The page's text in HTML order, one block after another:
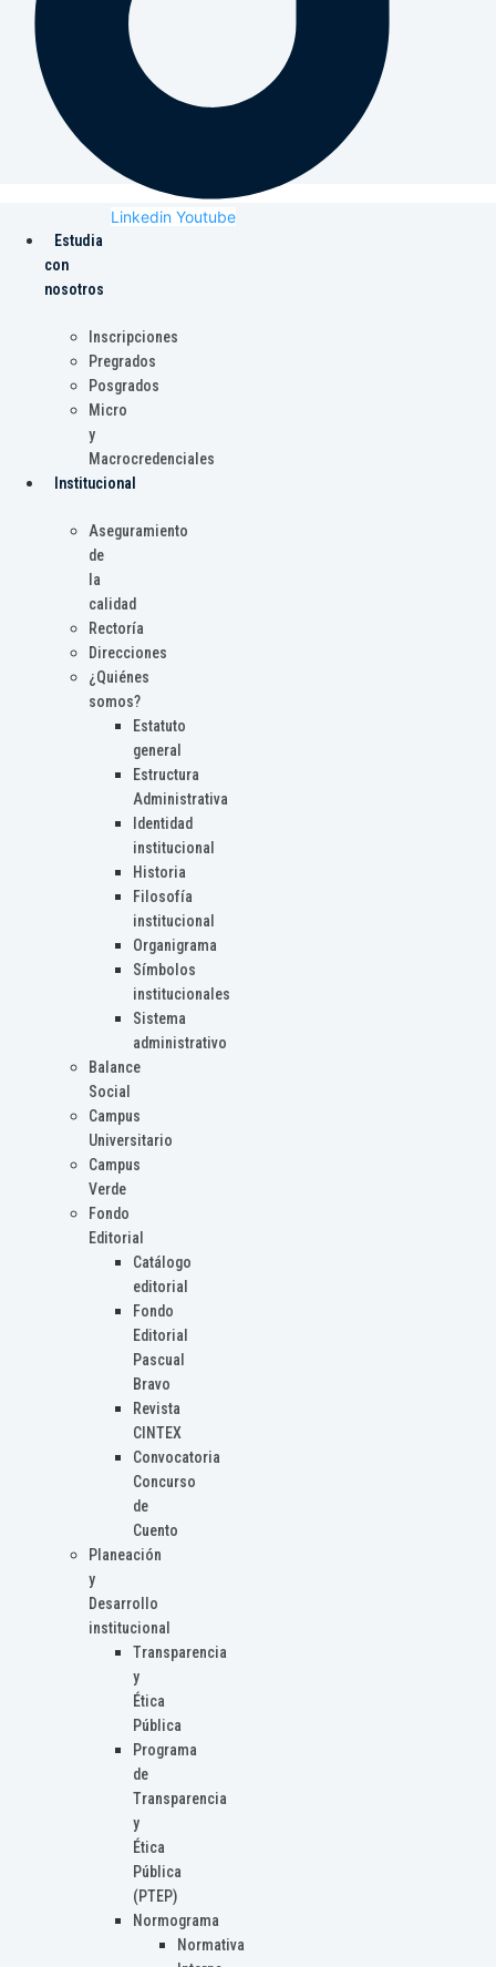
Linkedin Youtube
Estudia
con
nosotros
Inscripciones
Pregrados
Posgrados
Micro
y
Macrocredenciales
Institucional
Aseguramiento
de
la
calidad
Rectoría
Direcciones
¿Quiénes
somos?
Estatuto
general
Estructura
Administrativa
Identidad
institucional
Historia
Filosofía
institucional
Organigrama
Símbolos
institucionales
Sistema
administrativo
Balance
Social
Campus
Universitario
Campus
Verde
Fondo
Editorial
Catálogo
editorial
Fondo
Editorial
Pascual
Bravo
Revista
CINTEX
Convocatoria
Concurso
de
Cuento
Planeación
y
Desarrollo
institucional
Transparencia
y
Ética
Pública
Programa
de
Transparencia
y
Ética
Pública
(PTEP)
Normograma
Normativa